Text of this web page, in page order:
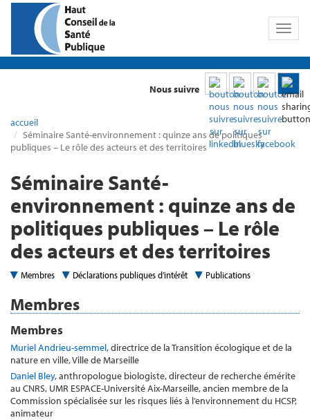
Toggle
Nous suivre
accueil
Séminaire Santé-environnement : quinze ans de politiques
publiques – Le rôle des acteurs et des territoires
Séminaire Santé-
environnement : quinze ans de
politiques publiques – Le rôle
des acteurs et des territoires
Membres Déclarations publiques d’intérêt Publications
Membres
Membres
Muriel Andrieu-semmel, directrice de la Transition écologique et de la
nature en ville, Ville de Marseille
Daniel Bley, anthropologue biologiste, directeur de recherche émérite
au CNRS, UMR ESPACE-Université Aix-Marseille, ancien membre de la
Commission spécialisée sur les risques liés à l’environnement du HCSP,
animateur